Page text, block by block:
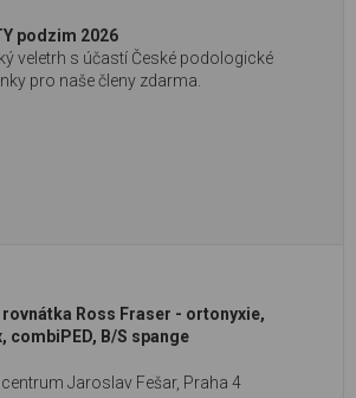
podzim 2026
veletrh s účastí České podologické
pro naše členy zdarma.
Ross Fraser - ortonyxie,
combiPED, B/S spange
Jaroslav Fešar, Praha 4